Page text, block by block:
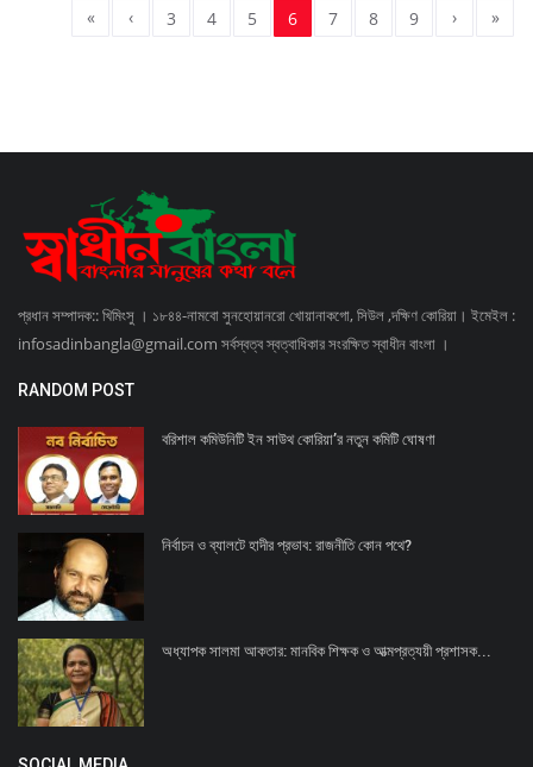
« ‹ 3 4 5 6 7 8 9 › »
প্রধান সম্পাদক:: খিমিংসু । ১৮৪৪-নামবো সুনহোয়ানরো খোয়ানাকগো, সিউল ,দক্ষিণ কোরিয়া। ইমেইল :
infosadinbangla@gmail.com সর্বস্বত্ব স্বত্বাধিকার সংরক্ষিত স্বাধীন বাংলা ।
RANDOM POST
বরিশাল কমিউনিটি ইন সাউথ কোরিয়া’র নতুন কমিটি ঘোষণা
নির্বাচন ও ব্যালটে হাদীর প্রভাব: রাজনীতি কোন পথে?
অধ্যাপক সালমা আকতার: মানবিক শিক্ষক ও আত্মপ্রত্যয়ী প্রশাসক...